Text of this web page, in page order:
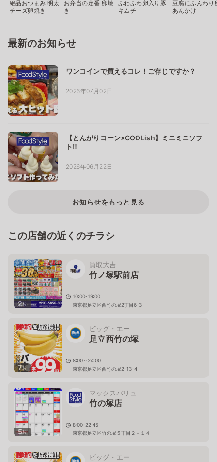
絶品おつまみ 明太
チーズ卵焼き
お弁当の定番 卵焼
き
ふわふわ卵入り豚
キムチ
豆腐にふんわり
あんかけ
最新のお知らせ
ワンコインで買えるコレ！ご存じですか？
2026年07月02日
【とんがりコーン×COOLish】ミニミニソフ
ト‼
2026年06月22日
お知らせをもっと見る
この店舗の近くのチラシ
2枚
買取大吉
竹ノ塚駅前店
10:00-19:00
東京都足立区西竹の塚2丁目6-3
7枚
ビッグ・エー
足立西竹の塚
8:00～24:00
東京都足立区西竹の塚2-13-4
5枚
マックスバリュ
竹の塚店
8:00-22:45
東京都足立区竹の塚５丁目２－１４
ビッグ・エー